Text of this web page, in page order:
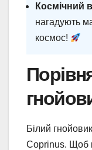
Космічний
нагадують
космос!
Білий
Coprinus. Щоб